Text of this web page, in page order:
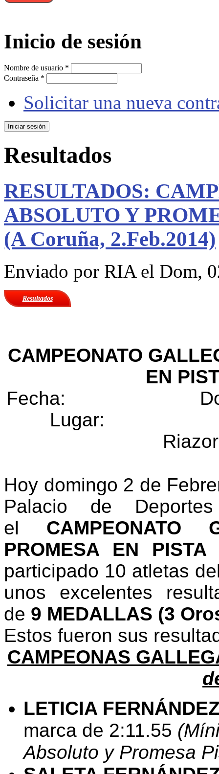
Inicio de sesión
Nombre de usuario *
Contraseña *
Solicitar una nueva
Resultados
RESULTADOS:
ABSOLUTO Y
(A Coruña, 2.Feb.2014)
Enviado por RIAel Dom,
Resultados
CAMPEONATO
EN
Fecha: Domingo,
Hoy domingo 2 de
Palacio de
el CAMPEONATO
PROMESA EN PISTA
participado 10 atletas
unos excelentes
de 9 MEDALLAS (3
Estos fueron sus
CAMPEONAS
LETICIA
marca de 2:11.55
Absoluto y Promesa